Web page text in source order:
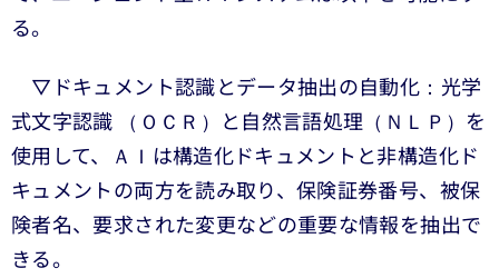
る。
▽ドキュメント認識とデータ抽出の自動化：光学
式文字認識 （ＯＣＲ）と自然言語処理（ＮＬＰ）を
使用して、ＡＩは構造化ドキュメントと非構造化ド
キュメントの両方を読み取り、保険証券番号、被保
険者名、要求された変更などの重要な情報を抽出で
きる。